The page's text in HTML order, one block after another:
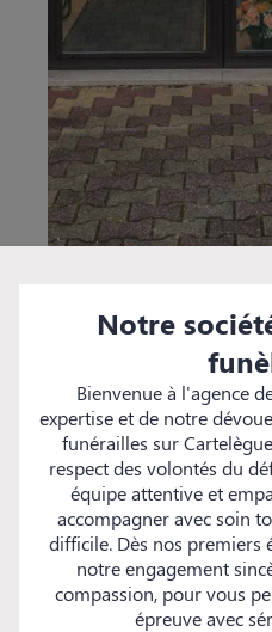
Notre
Bienvenue à l'agence
expertise et de notre
funérailles sur
respect des volontés du
équipe attentive et
accompagner avec soin
difficile. Dès nos premiers
notre engagement
compassion, pour vous
épreuve avec